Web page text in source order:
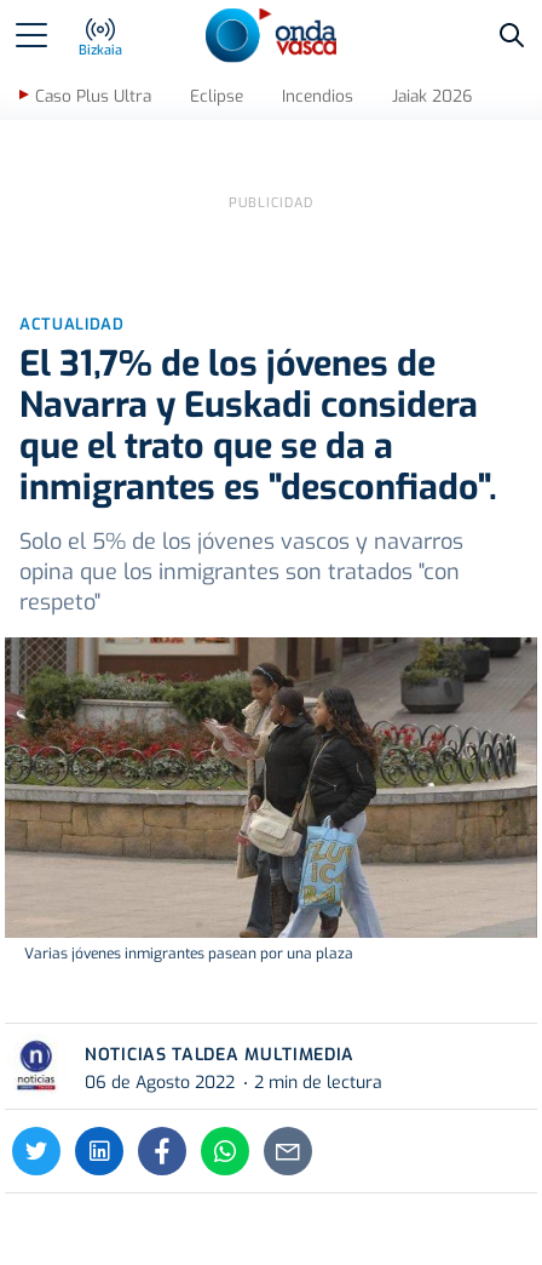
Bizkaia
Caso Plus Ultra Eclipse Incendios Jaiak 2026
ACTUALIDAD
El 31,7% de los jóvenes de
Navarra y Euskadi considera
que el trato que se da a
inmigrantes es "desconfiado".
Solo el 5% de los jóvenes vascos y navarros
opina que los inmigrantes son tratados "con
respeto"
Varias jóvenes inmigrantes pasean por una plaza
NOTICIAS TALDEA MULTIMEDIA
06 de Agosto 2022
2 min de lectura